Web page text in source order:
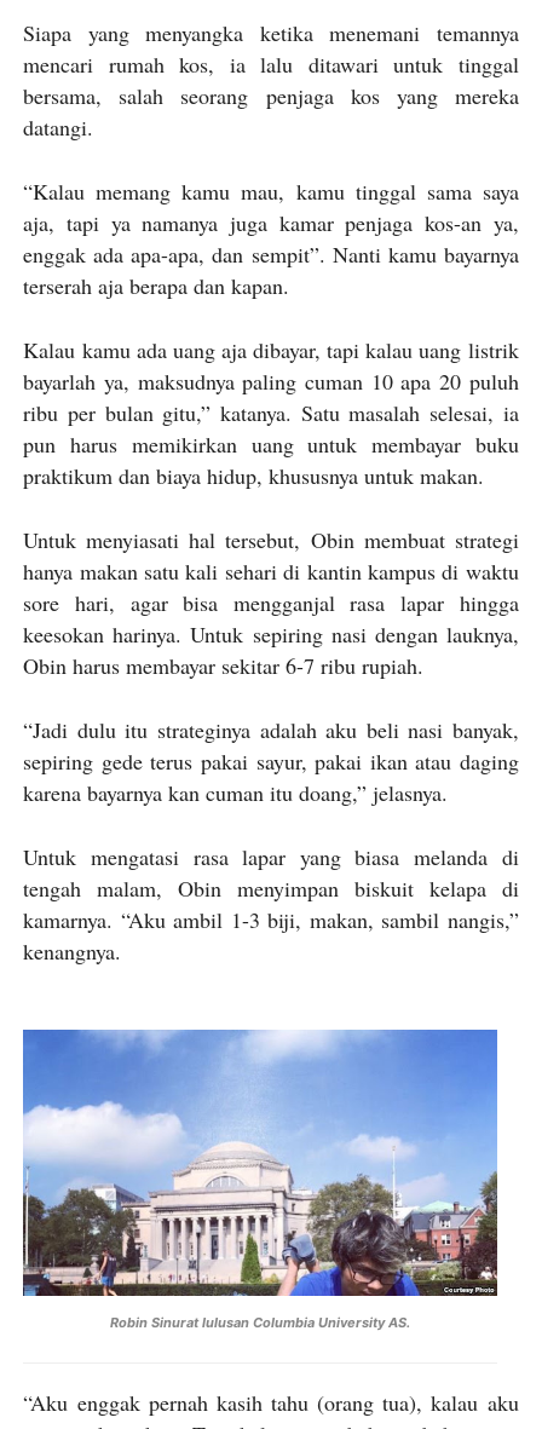
Siapa yang menyangka ketika menemani temannya
mencari rumah kos, ia lalu ditawari untuk tinggal
bersama, salah seorang penjaga kos yang mereka
datangi.
“Kalau memang kamu mau, kamu tinggal sama saya
aja, tapi ya namanya juga kamar penjaga kos-an ya,
enggak ada apa-apa, dan sempit”. Nanti kamu bayarnya
terserah aja berapa dan kapan.
Kalau kamu ada uang aja dibayar, tapi kalau uang listrik
bayarlah ya, maksudnya paling cuman 10 apa 20 puluh
ribu per bulan gitu,” katanya. Satu masalah selesai, ia
pun harus memikirkan uang untuk membayar buku
praktikum dan biaya hidup, khususnya untuk makan.
Untuk menyiasati hal tersebut, Obin membuat strategi
hanya makan satu kali sehari di kantin kampus di waktu
sore hari, agar bisa mengganjal rasa lapar hingga
keesokan harinya. Untuk sepiring nasi dengan lauknya,
Obin harus membayar sekitar 6-7 ribu rupiah.
“Jadi dulu itu strateginya adalah aku beli nasi banyak,
sepiring gede terus pakai sayur, pakai ikan atau daging
karena bayarnya kan cuman itu doang,” jelasnya.
Untuk mengatasi rasa lapar yang biasa melanda di
tengah malam, Obin menyimpan biskuit kelapa di
kamarnya. “Aku ambil 1-3 biji, makan, sambil nangis,”
kenangnya.
Robin Sinurat lulusan Columbia University AS.
“Aku enggak pernah kasih tahu (orang tua), kalau aku